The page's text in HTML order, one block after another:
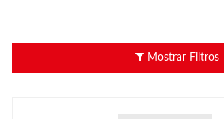
Mostrar Filtros